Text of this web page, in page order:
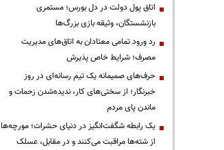
اتاق پول دولت در دل بورس؛ مستمری
بازنشستگان، وثیقه بازی بزرگ‌ها
رد ورود تمامی معتادان به اتاق‌های مدیریت
مصرف؛ شرایط خاص پذیرش
حرف‌های صمیمانه یک تیم رسانه‌ای در روز
خبرنگار؛ از سختی‌های کار، ندیده‌شدن زحمات و
ماندن پای مردم
یک رابطه شگفت‌انگیز در دنیای حشرات؛ مورچه‌ها
از شته‌ها مراقبت می‌کنند و در مقابل، عسلک